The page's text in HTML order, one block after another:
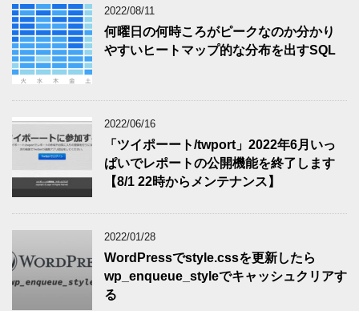
2022/08/11
何曜日の何時ころがピークなのか分かり
やすいヒートマップ的な分布を出すSQL
2022/06/16
「ツイポーート/twport」2022年6月いっ
ぱいでレポートの公開機能を終了します
【8/1 22時からメンテナンス】
2022/01/28
WordPressでstyle.cssを更新したら
wp_enqueue_styleでキャッシュクリアす
る